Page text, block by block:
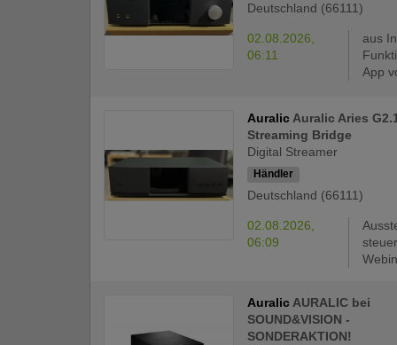
Deutschland (66111)
02.08.2026,
06:11
aus
App
AuralicAuralic Aries
Streaming Bridge
Digital Streamer
Händler
Deutschland (66111)
02.08.2026,
06:09
AuralicAURALIC bei
SOUND&VISION -
SONDERAKTION!